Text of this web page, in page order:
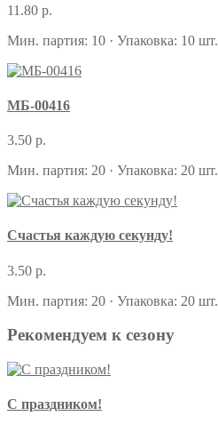
11.80 р.
Мин. партия: 10 · Упаковка: 10 шт.
МБ-00416
3.50 р.
Мин. партия: 20 · Упаковка: 20 шт.
Счастья каждую секунду!
3.50 р.
Мин. партия: 20 · Упаковка: 20 шт.
Рекомендуем к сезону
С праздником!